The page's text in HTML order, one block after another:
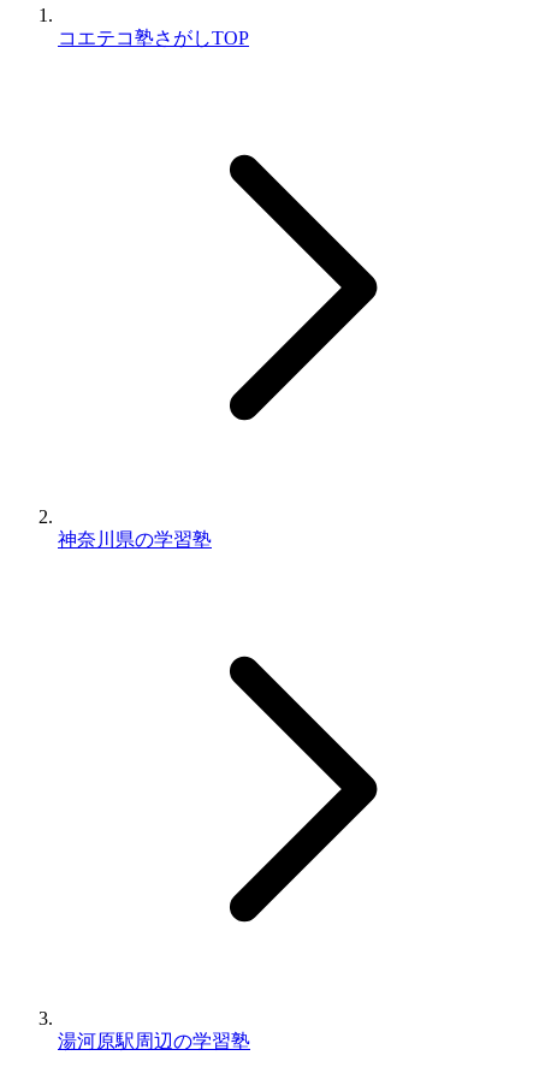
コエテコ塾さがしTOP
神奈川県の学習塾
湯河原駅周辺の学習塾